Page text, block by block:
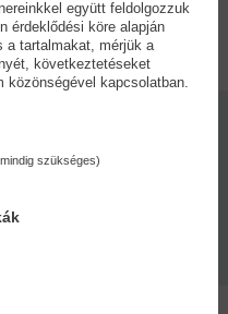
184
együtt feldolgozzuk
érdeklődési köre alapján
a tartalmakat, mérjük a
következtetéseket
közönségével kapcsolatban.
szükséges)